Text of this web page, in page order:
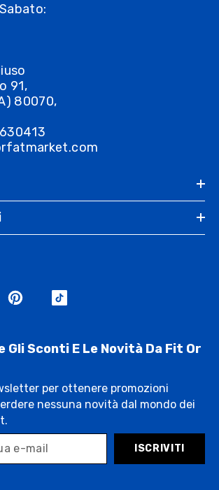
91,
80070,
Gli Sconti E Le Novità Da Fit Or
per ottenere promozioni
nessuna novità dal mondo dei
ISCRIVITI